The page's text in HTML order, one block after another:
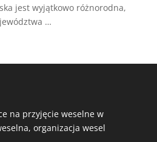
jest wyjątkowo różnorodna,
…
na przyjęcie weselne w
organizacja wesel